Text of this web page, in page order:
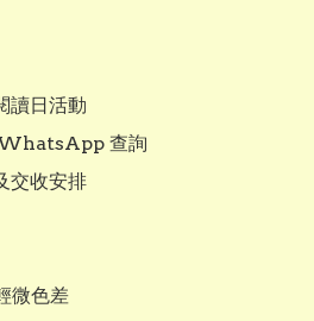
讀日活動
WhatsApp 查詢
交收安排
微色差